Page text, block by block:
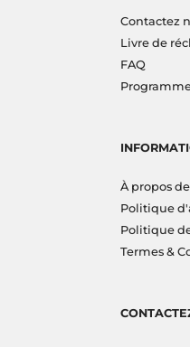
Contactez
Livre de
FAQ
À propos
Politique
Politique
Termes &